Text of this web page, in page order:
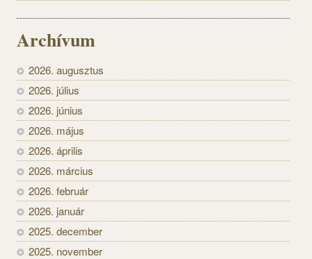
Archívum
2026. augusztus
2026. július
2026. június
2026. május
2026. április
2026. március
2026. február
2026. január
2025. december
2025. november